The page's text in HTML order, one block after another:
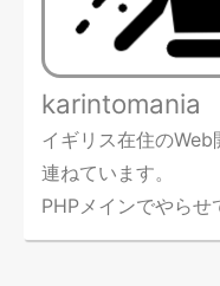
karintomania
イギリス在住のWeb
連ねています。
PHPメインでやらせ